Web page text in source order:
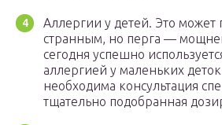
Аллергии у детей. Это может
странным, но перга —
сегодня успешно
аллергией у маленьких
необходима консультация
тщательно подобранная